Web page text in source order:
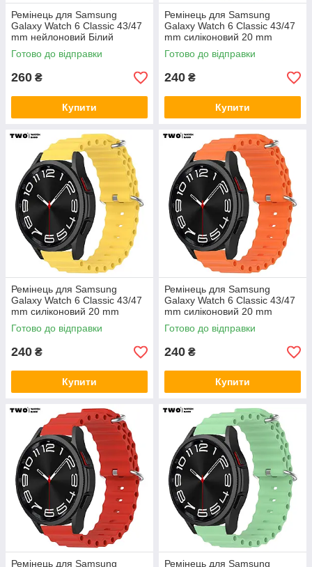
Ремінець для Samsung
Galaxy Watch 6 Classic 43/47
mm нейлоновий Білий
Готово до відправки
260 ₴
Купити
Ремінець для Samsung
Galaxy Watch 6 Classic 43/47
mm силіконовий 20 mm
Тёмно синий
Готово до відправки
240 ₴
Купити
Ремінець для Samsung
Galaxy Watch 6 Classic 43/47
mm силіконовий 20 mm
Жовтий
Готово до відправки
240 ₴
Купити
Ремінець для Samsung
Galaxy Watch 6 Classic 43/47
mm силіконовий 20 mm
Помаранчевий
Готово до відправки
240 ₴
Купити
Ремінець для Samsung
Ремінець для Samsung